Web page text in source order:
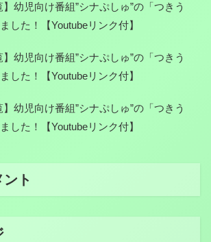
】幼児向け番組”シナぷしゅ”の「つきう
した！【Youtubeリンク付】
】幼児向け番組”シナぷしゅ”の「つきう
した！【Youtubeリンク付】
】幼児向け番組”シナぷしゅ”の「つきう
した！【Youtubeリンク付】
ト